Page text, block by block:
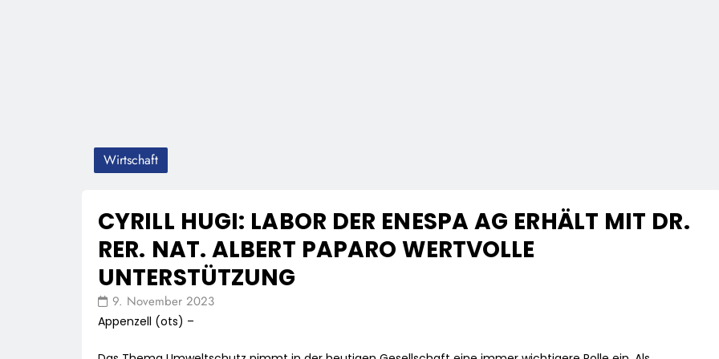
Wirtschaft
CYRILL HUGI: LABOR DER ENESPA AG ERHÄLT MIT DR.
RER. NAT. ALBERT PAPARO WERTVOLLE
UNTERSTÜTZUNG
9. November 2023
Appenzell (ots) –